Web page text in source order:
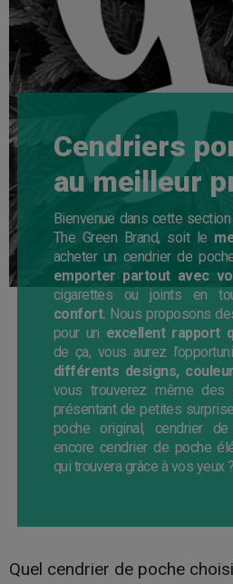
Cendriers
au meilleur
Bienvenue dans cette
The Green Brand, soit le
acheter un cendrier de
emporter partout avec
cigarettes ou joints en
confort. Nous proposons
pour un excellent rapport
de ça, vous aurez
différents designs,
vous trouverez même des
présentant de petites
poche original, cendrier
encore cendrier de poche
qui trouvera grâce à vos yeux ?
Quel cendrier de poche